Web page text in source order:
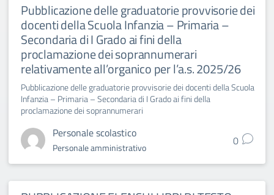
Pubblicazione delle graduatorie provvisorie dei
docenti della Scuola Infanzia – Primaria –
Secondaria di I Grado ai fini della
proclamazione dei soprannumerari
relativamente all’organico per l’a.s. 2025/26
Pubblicazione delle graduatorie provvisorie dei docenti della Scuola
Infanzia – Primaria – Secondaria di I Grado ai fini della
proclamazione dei soprannumerari
Personale scolastico
Personale amministrativo 0